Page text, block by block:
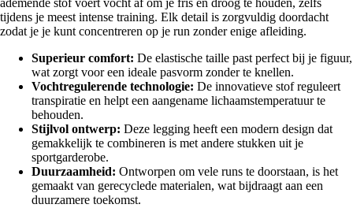
ademende stof voert vocht af om je fris en droog te houden, zelfs
tijdens je meest intense training. Elk detail is zorgvuldig doordacht
zodat je je kunt concentreren op je run zonder enige afleiding.
Superieur comfort: De elastische taille past perfect bij je figuur,
wat zorgt voor een ideale pasvorm zonder te knellen.
Vochtregulerende technologie: De innovatieve stof reguleert
transpiratie en helpt een aangename lichaamstemperatuur te
behouden.
Stijlvol ontwerp: Deze legging heeft een modern design dat
gemakkelijk te combineren is met andere stukken uit je
sportgarderobe.
Duurzaamheid: Ontworpen om vele runs te doorstaan, is het
gemaakt van gerecyclede materialen, wat bijdraagt aan een
duurzamere toekomst.